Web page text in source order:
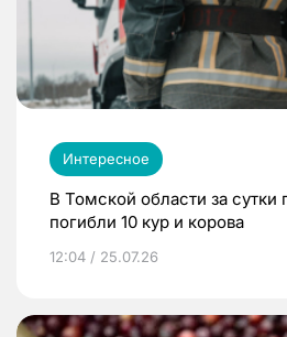
Интересное
В Томской области за сутки
погибли 10 кур и корова
12:04 / 25.07.26